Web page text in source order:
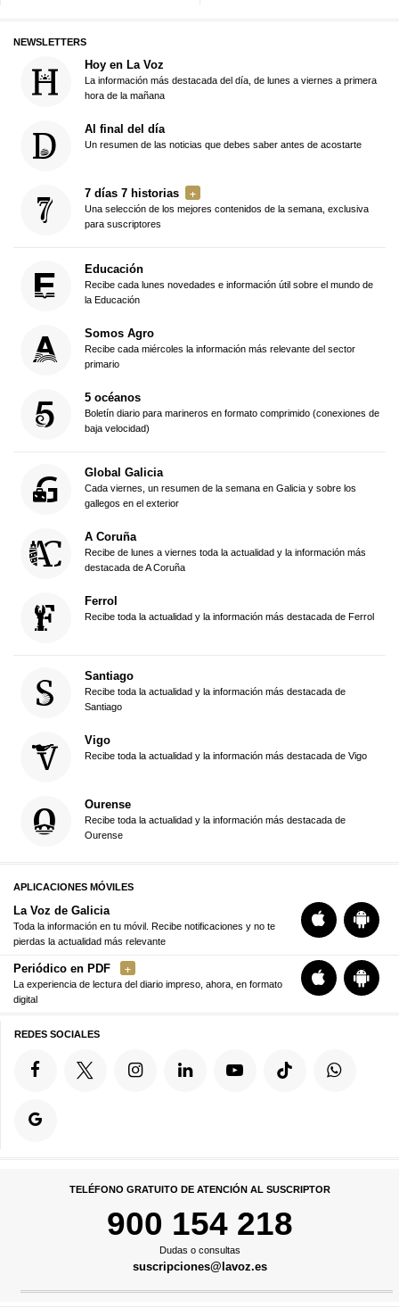
NEWSLETTERS
Hoy en La Voz
La información más destacada del día, de lunes a viernes a primera
hora de la mañana
Al final del día
Un resumen de las noticias que debes saber antes de acostarte
7 días 7 historias
Una selección de los mejores contenidos de la semana, exclusiva
para suscriptores
Educación
Recibe cada lunes novedades e información útil sobre el mundo de
la Educación
Somos Agro
Recibe cada miércoles la información más relevante del sector
primario
5 océanos
Boletín diario para marineros en formato comprimido (conexiones de
baja velocidad)
Global Galicia
Cada viernes, un resumen de la semana en Galicia y sobre los
gallegos en el exterior
A Coruña
Recibe de lunes a viernes toda la actualidad y la información más
destacada de A Coruña
Ferrol
Recibe toda la actualidad y la información más destacada de Ferrol
Santiago
Recibe toda la actualidad y la información más destacada de
Santiago
Vigo
Recibe toda la actualidad y la información más destacada de Vigo
Ourense
Recibe toda la actualidad y la información más destacada de
Ourense
APLICACIONES MÓVILES
La Voz de Galicia
Toda la información en tu móvil. Recibe notificaciones y no te
pierdas la actualidad más relevante
Periódico en PDF
La experiencia de lectura del diario impreso, ahora, en formato
digital
REDES SOCIALES
TELÉFONO GRATUITO DE ATENCIÓN AL SUSCRIPTOR
900 154 218
Dudas o consultas
suscripciones@lavoz.es